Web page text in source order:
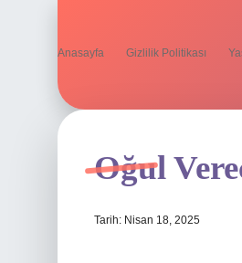
Anasayfa Gizlilik Politikası
Oğul
Tarih: Nisan 18, 2025